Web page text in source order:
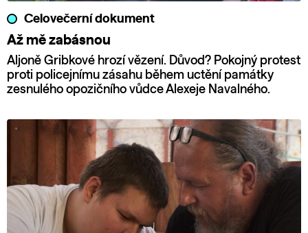
Celovečerní dokument
Až mě zabásnou
Aljoně Gribkové hrozí vězení. Důvod? Pokojný protest
proti policejnímu zásahu během uctění památky
zesnulého opozičního vůdce Alexeje Navalného.